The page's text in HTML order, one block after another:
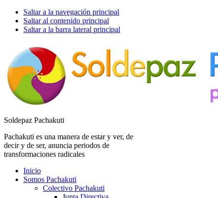
Saltar a la navegación principal
Saltar al contenido principal
Saltar a la barra lateral principal
Soldepaz Pachakuti
Pachakuti es una manera de estar y ver, de
decir y de ser, anuncia periodos de
transformaciones radicales
Inicio
Somos Pachakuti
Colectivo Pachakuti